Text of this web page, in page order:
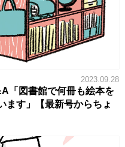
2023.09.28
「図書館で何冊も絵本を
ます」【最新号からちょ